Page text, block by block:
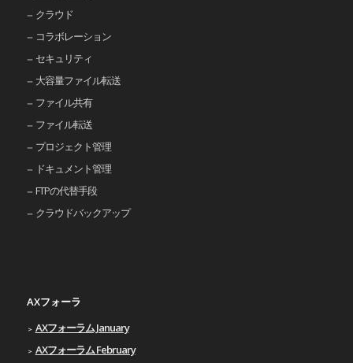
クラウド
コラボレーション
セキュリティ
大容量ファイル転送
ファイル共有
ファイル転送
プロジェクト管理
ドキュメント管理
FTPの代替手段
クラウドバックアップ
AXフォーラ
AXフォーラム January
AXフォーラム February